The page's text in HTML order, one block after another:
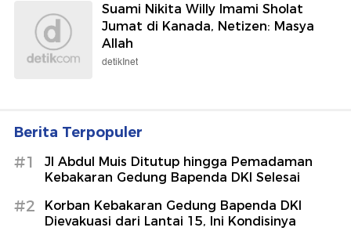
Suami Nikita Willy Imami Sholat
Jumat di Kanada, Netizen: Masya
Allah
detikInet
Berita Terpopuler
#1
Jl Abdul Muis Ditutup hingga Pemadaman
Kebakaran Gedung Bapenda DKI Selesai
#2
Korban Kebakaran Gedung Bapenda DKI
Dievakuasi dari Lantai 15, Ini Kondisinya